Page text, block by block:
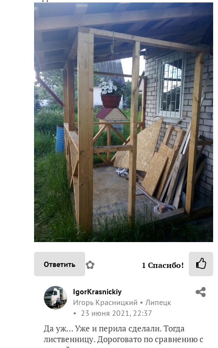
Ответить ✿ 1 Спасибо!
IgorKrasnickiy
Игорь Красницкий
Липецк
23 июня 2021, 22:37
Да уж… Уже и перила сделали. Тогда
лиственницу. Дороговато по сравнению с